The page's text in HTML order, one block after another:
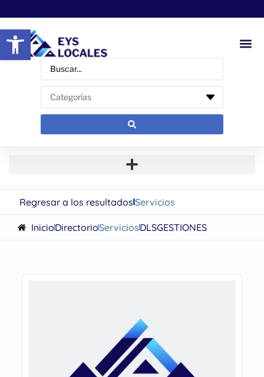
Abrir barra de herramientas
Regresar a los resultadosServicios
InicioDirectorioServiciosDLSGESTIONES